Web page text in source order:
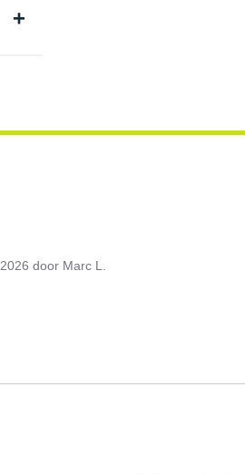
door Marc L.